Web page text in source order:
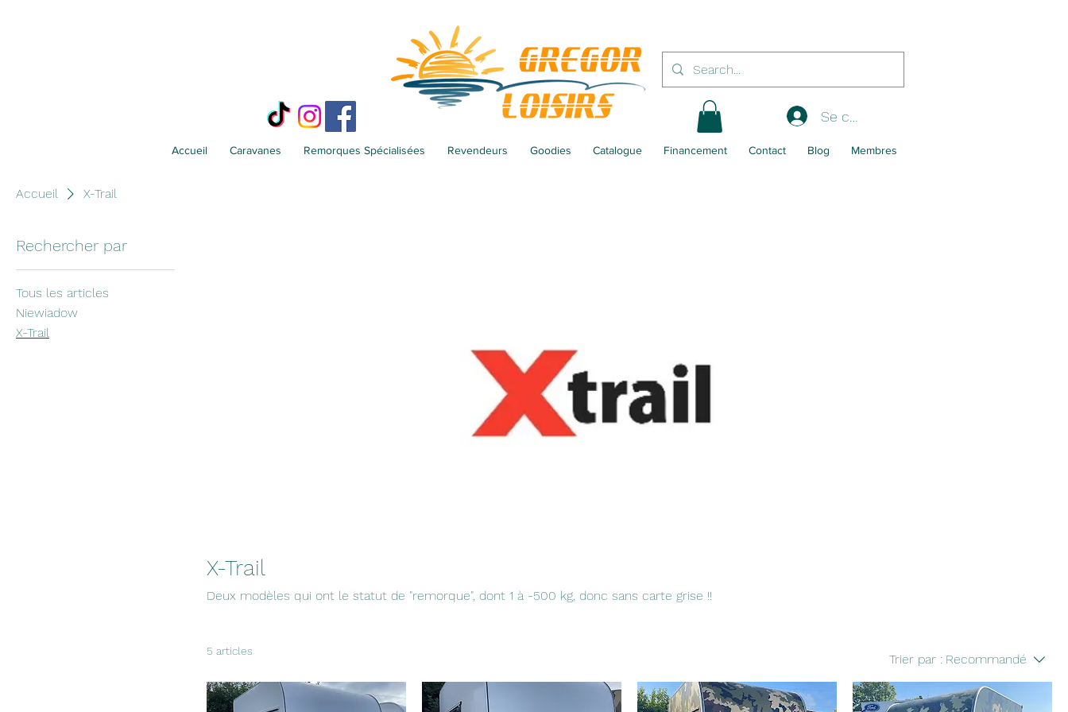
Se connecter
Accueil Caravanes Remorques Spécialisées Revendeurs Goodies Catalogue Financement Contact Blog Membres
Accueil X-Trail
Rechercher par
Tous les articles
Niewiadow
X-Trail
X-Trail
Deux modèles qui ont le statut de "remorque", dont 1 à -500 kg, donc sans carte grise !!
5 articles
Trier par : Recommandé